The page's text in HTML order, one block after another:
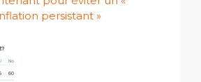
persistant »